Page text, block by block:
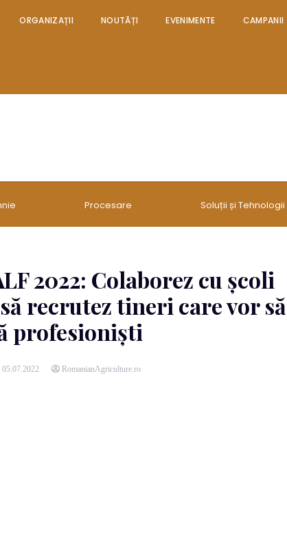
ORGANIZAȚII NOUTĂȚI EVENIMENTE CAMPANII
Procesare Soluții și Tehnologii
2022: Colaborez cu școli
recrutez tineri care vor să
profesioniști
05.07.2022 RomanianAgriculture.ro